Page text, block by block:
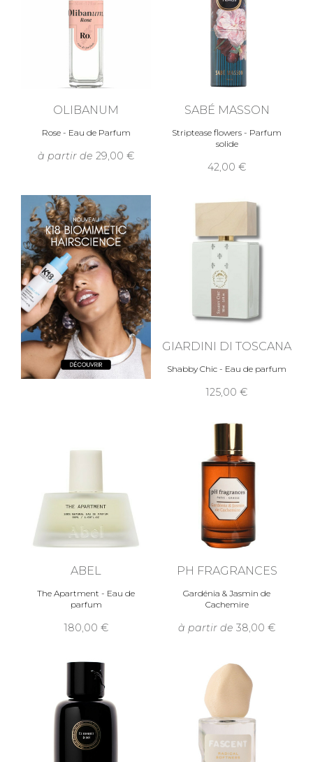
OLIBANUM
Rose - Eau de Parfum
à partir de 29,00
SABÉ MASSON
Striptease flowers - Parfum
solide
42,00
GIARDINI DI TOSCANA
Shabby Chic - Eau de parfum
125,00
ABEL
The Apartment - Eau de
parfum
180,00
PH FRAGRANCES
Gardénia & Jasmin de
Cachemire
à partir de 38,00